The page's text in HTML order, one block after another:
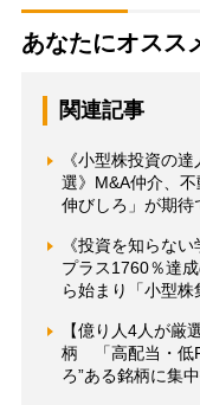
あなたにオスス
関連記事
《小型株投資の
選》M&A仲介、
伸びしろ」が期待
《投資を知らな
プラス1760％達
ら始まり「小型
【億り人4人が厳
柄 「高配当・低
ろ”ある銘柄に集